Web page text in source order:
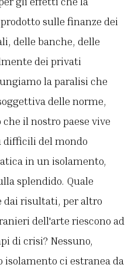
sulle finanze dei
delle banche, delle
dei privati
la paralisi che
delle norme,
il nostro paese vive
difficili del mondo
in un isolamento,
splendido. Quale
dai risultati, per altro
dell'arte riescono ad
di crisi? Nessuno,
ci estranea da